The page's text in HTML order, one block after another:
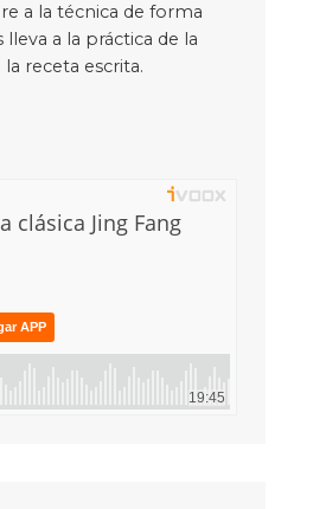
a la técnica de forma
a la práctica de la
receta escrita.